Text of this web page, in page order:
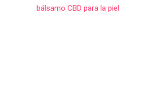
bálsamo CBD para la piel